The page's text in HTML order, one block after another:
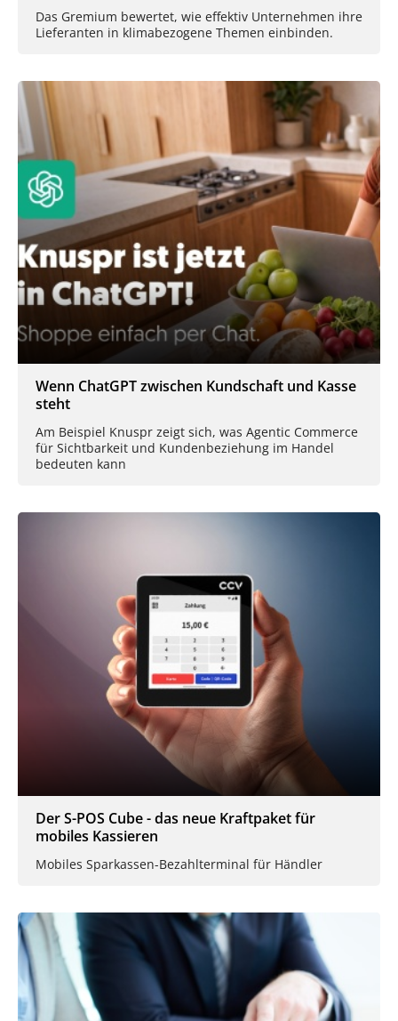
Das Gremium bewertet, wie effektiv Unternehmen ihre
Lieferanten in klimabezogene Themen einbinden.
Wenn ChatGPT zwischen Kundschaft und Kasse
steht
Am Beispiel Knuspr zeigt sich, was Agentic Commerce
für Sichtbarkeit und Kundenbeziehung im Handel
bedeuten kann
Der S-POS Cube - das neue Kraftpaket für
mobiles Kassieren
Mobiles Sparkassen-Bezahlterminal für Händler